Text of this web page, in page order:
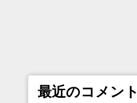
最近のコメント